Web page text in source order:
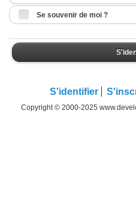
Se souvenir de moi ?
S'identifier
Copyright © 2000-2025